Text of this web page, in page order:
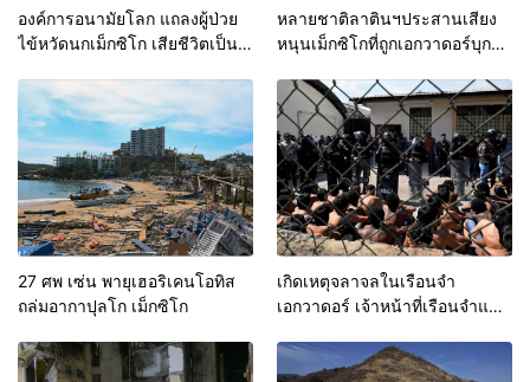
องค์การอนามัยโลก แถลงผู้ป่วย
ไข้หวัดนกเม็กซิโก เสียชีวิตเป็น
หลายชาติลาตินฯประสานเสียง
หนุนเม็กซิโกที่ถูกเอกวาดอร์บุก
27 ศพ เซ่น พายุเฮอริเคนโอทิส
ถล่มอากาปุลโก เม็กซิโก
เกิดเหตุจลาจลในเรือนจำ
เอกวาดอร์ เจ้าหน้าที่เรือนจำและ